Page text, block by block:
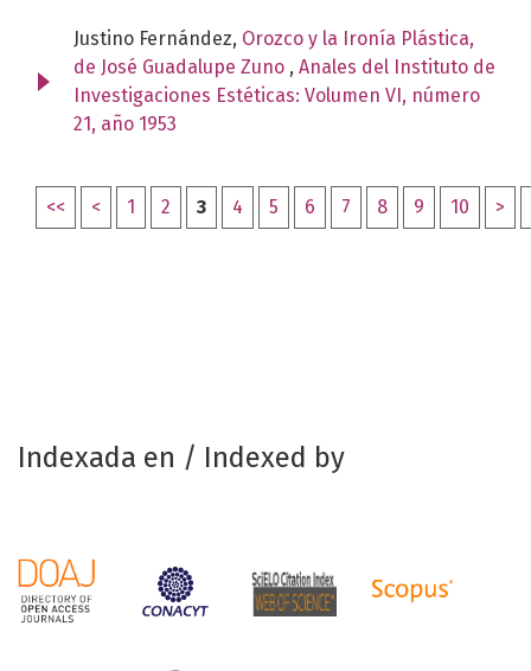
Justino Fernández, Orozco y la Ironía Plástica,
de José Guadalupe Zuno , Anales del Instituto de
Investigaciones Estéticas: Volumen VI, número
21, año 1953
<< < 1 2 3 4 5 6 7 8 9 10 >
Indexada en / Indexed by